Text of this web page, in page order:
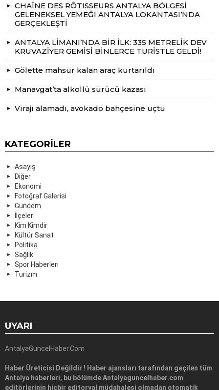
CHAÎNE DES RÔTISSEURS ANTALYA BÖLGESİ
GELENEKSEL YEMEĞİ ANTALYA LOKANTASI’NDA
GERÇEKLEŞTİ
ANTALYA LİMANI’NDA BİR İLK: 335 METRELİK DEV
KRUVAZİYER GEMİSİ BİNLERCE TURİSTLE GELDİ!
Gölette mahsur kalan araç kurtarıldı
Manavgat’ta alkollü sürücü kazası
Virajı alamadı, avokado bahçesine uçtu
KATEGORILER
Asayiş
Diğer
Ekonomi
Fotoğraf Galerisi
Gündem
İlçeler
Kim Kimdir
Kültür Sanat
Politika
Sağlık
Spor Haberleri
Turizm
UYARI
AntalyaGuncelHaber.Com
Haber Üreticisi Değildir ! Haber ajansları tarafından geçilen tüm
Antalya haberleri, bu bölümde Antalyaguncelhaber.com
editörlerinin hiçbir editoryal müdahalesi olmadan otomatik